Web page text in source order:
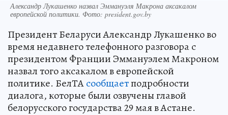
Александр Лукашенко назвал Эммануэля Макрона аксакалом
европейской политики. Фото: president.gov.by
Президент Беларуси Александр Лукашенко во
время недавнего телефонного разговора с
президентом Франции Эммануэлем Макроном
назвал того аксакалом в европейской
политике. БелТАсообщаетподробности
диалога, которые были озвучены главой
белорусского государства 29 мая в Астане.